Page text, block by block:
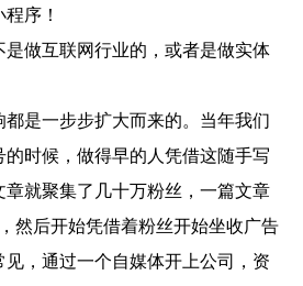
序！
是做互联网行业的，或者是做实体
都是一步步扩大而来的。当年我们
时候，做得早的人凭借这随手写
章就聚集了几十万粉丝，一篇文章
然后开始凭借着粉丝开始坐收广告
，通过一个自媒体开上公司，资